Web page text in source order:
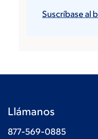
Suscríbase al
Llámanos
877-569-0885